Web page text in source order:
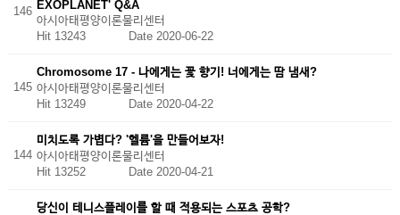
146
EXOPLANET' Q&A
아시아태평양이론물리센터
Hit 13243
Date 2020-06-22
145
Chromosome 17 - 나에게는 꽃 향기! 너에게는 땀 냄새?
아시아태평양이론물리센터
Hit 13249 Date 2020-04-22
144
미치도록 가볍다? '헬륨'을 만들어보자!
아시아태평양이론물리센터
Hit 13252 Date 2020-04-21
당신이 테니스플레이를 할 때 적용되는 스포츠 공학?